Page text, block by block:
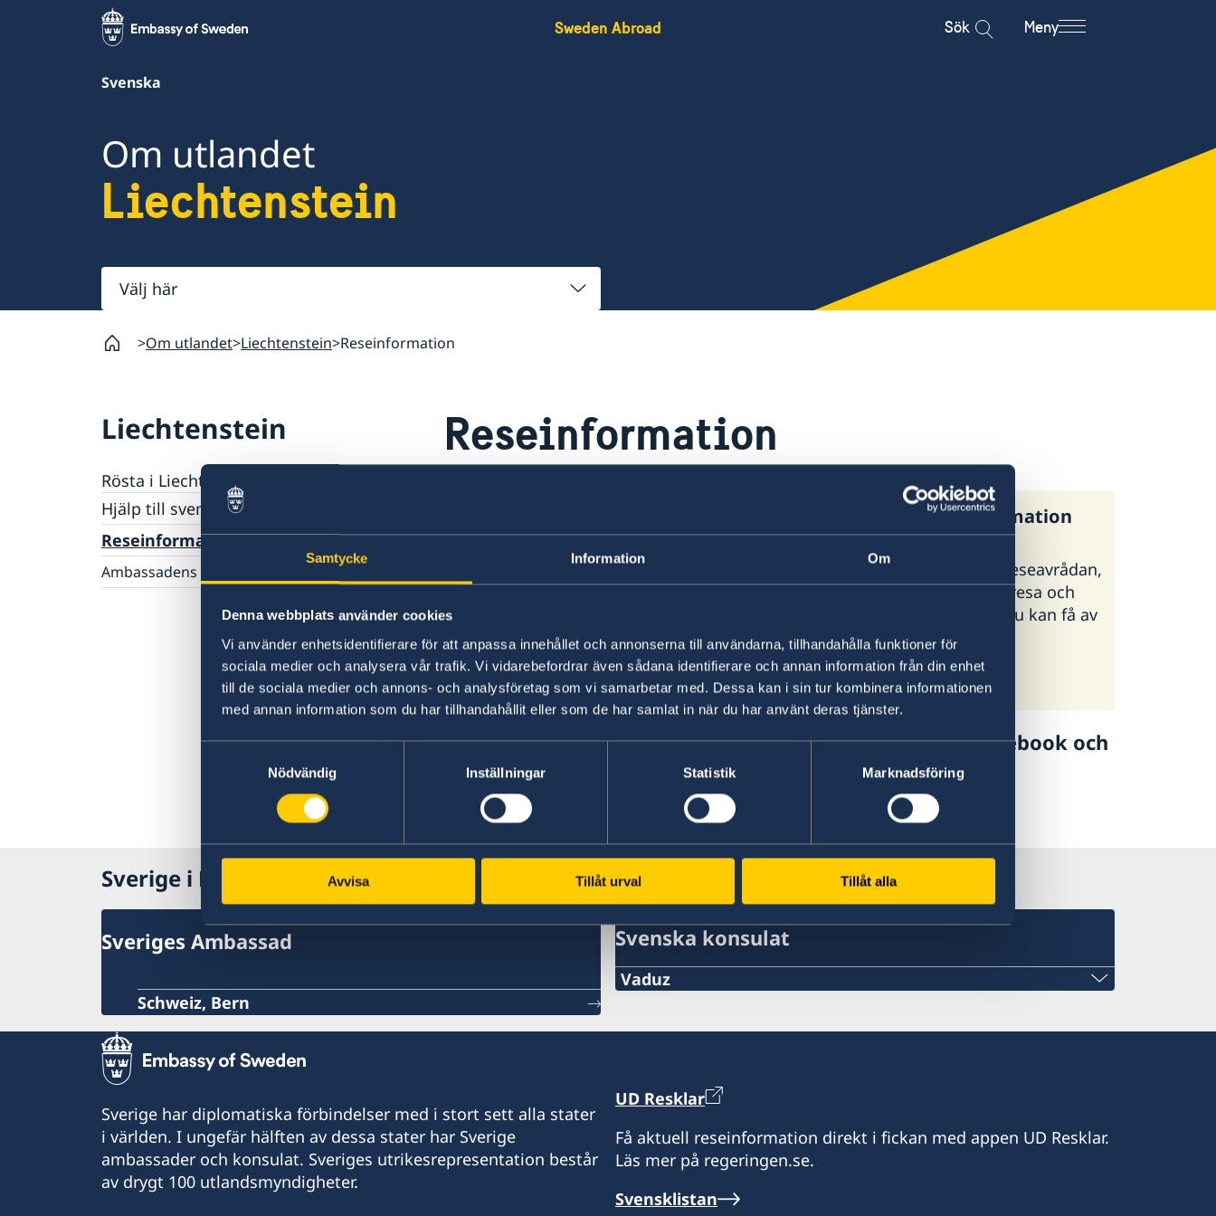
Samtycke Information Om
Denna webbplats använder cookies
Vi använder enhetsidentifierare för att anpassa innehållet och annonserna till användarna, tillhandahålla funktioner för
sociala medier och analysera vår trafik. Vi vidarebefordrar även sådana identifierare och annan information från din enhet
till de sociala medier och annons- och analysföretag som vi samarbetar med. Dessa kan i sin tur kombinera informationen
med annan information som du har tillhandahållit eller som de har samlat in när du har använt deras tjänster.
Nödvändig
Inställningar Statistik Marknadsföring
Avvisa Tillåt urval Tillåt alla
Sweden Abroad Sök Meny
Svenska
Om utlandet
Liechtenstein
Välj
här
Om utlandet Liechtenstein Reseinformation
Liechtenstein
Rösta i Liechtenstein
Hjälp till svenskar i Liechtenstein
Rösta i Liechtenstein
Reseinformation
Ambassadens reseinformation
Allmänna säkerhetsläget
Naturförhållanden och katastrofer
In- och utresebestämmelser
Hälso- och sjukvård
Lokala lagar och sedvänjor
Kriminalitet och personlig säkerhet
Reseinformation
Ambassadens reseinformation innehåller
landspecifik information och aktuella
händelser som kan påverka dig som är i
landet.
Ambassadens reseinformation –
Liechtenstein
UD:s generella reseinformation
På regeringen.se finns UD:s reseavrådan,
råd och tips inför din utlandsresa och
information om vilken hjälp du kan få av
UD i olika situationer.
UD:s reseinformation på
regeringen.se
Ladda ner appen UD Resklar
Ladda ner UD Resklar på Google Play
Ladda ner UD Resklar på iTunes
Följ UD Resklar på Facebook och
UD Resklar på Facebook
Sverige i Liechtenstein
Sveriges Ambassad
Schweiz, Bern
Svenska konsulat
Vaduz
Fax:
+423 232 08 42
Sverige har diplomatiska förbindelser med i stort sett alla stater
i världen. I ungefär hälften av dessa stater har Sverige
ambassader och konsulat. Sveriges utrikesrepresentation består
av drygt 100 utlandsmyndigheter.
UD Resklar
Få aktuell reseinformation direkt i fickan med appen UD Resklar.
Läs mer på regeringen.se.
Svensklistan